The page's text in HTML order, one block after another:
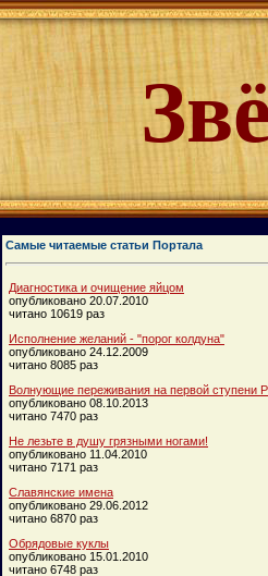
Самые читаемые статьи Портала
Диагностика и очищение яйцом
опубликовано 20.07.2010
читано 10619 раз
Исполнение желаний - "порог колдуна"
опубликовано 24.12.2009
читано 8085 раз
Волнующие переживания на первой ступени
опубликовано 08.10.2013
читано 7470 раз
Не лезьте в душу грязными ногами!
опубликовано 11.04.2010
читано 7171 раз
Славянские имена
опубликовано 29.06.2012
читано 6870 раз
Обрядовые куклы
опубликовано 15.01.2010
читано 6748 раз